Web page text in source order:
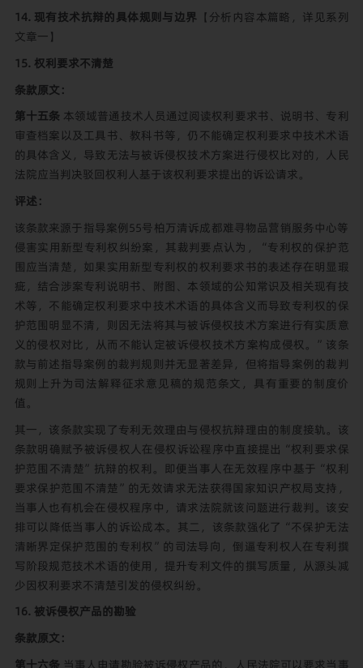
14. 现有技术抗辩的具体规则与边界 【分析内容本篇略，详见系列
文章一 】
15. 权利要求不清楚
条款原文：
第十五条本领域普通技术人员通过阅读权利要求书、说明书、专利
审查档案以及工具书、教科书等，仍不能确定权利要求中技术术语
的具体含义，导致无法与被诉侵权技术方案进行侵权比对的，人民
法院应当判决驳回权利人基于该权利要求提出的诉讼请求。
评述：
该条款来源于指导案例55号柏万清诉成都难寻物品营销服务中心等
侵害实用新型专利权纠纷案，其裁判要点认为，“专利权的保护范
围应当清楚，如果实用新型专利权的权利要求书的表述存在明显瑕
疵，结合涉案专利说明书、附图、本领域的公知常识及相关现有技
术等，不能确定权利要求中技术术语的具体含义而导致专利权的保
护范围明显不清，则因无法将其与被诉侵权技术方案进行有实质意
义的侵权对比，从而不能认定被诉侵权技术方案构成侵权。”该条
款与前述指导案例的裁判规则并无显著差异，但将指导案例的裁判
规则上升为司法解释征求意见稿的规范条文，具有重要的制度价
值。
其一，该条款实现了专利无效理由与侵权抗辩理由的制度接轨。该
条款明确赋予被诉侵权人在侵权诉讼程序中直接提出“权利要求保
护范围不清楚”抗辩的权利。即便当事人在无效程序中基于“权利
要求保护范围不清楚”的无效请求无法获得国家知识产权局支持，
当事人也有机会在侵权程序中，请求法院就该问题进行裁判。该安
排可以降低当事人的诉讼成本。其二，该条款强化了“不保护无法
清晰界定保护范围的专利权”的司法导向，倒逼专利权人在专利撰
写阶段规范技术术语的使用，提升专利文件的撰写质量，从源头减
少因权利要求不清楚引发的侵权纠纷。
16. 被诉侵权产品的勘验
条款原文：
第十六条当事人申请勘验被诉侵权产品的，人民法院可以要求当事